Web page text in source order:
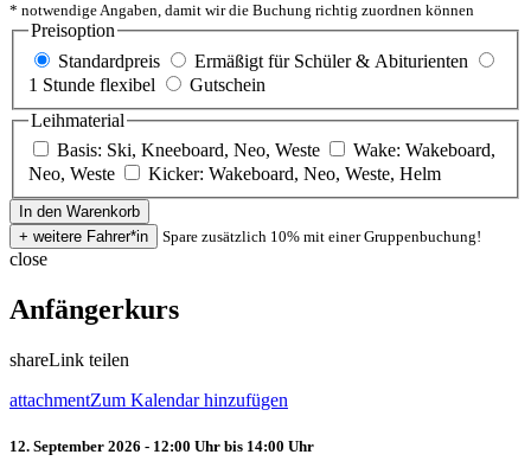
* notwendige Angaben, damit wir die Buchung richtig zuordnen können
Preisoption
Standardpreis
Ermäßigt für Schüler & Abiturienten
1 Stunde flexibel
Gutschein
Leihmaterial
Basis: Ski, Kneeboard, Neo, Weste
Wake: Wakeboard,
Neo, Weste
Kicker: Wakeboard, Neo, Weste, Helm
Spare zusätzlich 10% mit einer Gruppenbuchung!
close
Anfängerkurs
shareLink teilen
attachmentZum Kalendar hinzufügen
12. September 2026 - 12:00 Uhr bis 14:00 Uhr